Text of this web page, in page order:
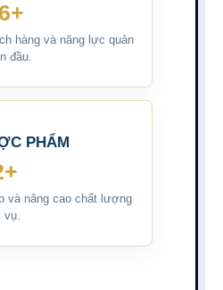
hàng và năng lực quản
đầu.
PHẨM
và nâng cao chất lượng
vụ.